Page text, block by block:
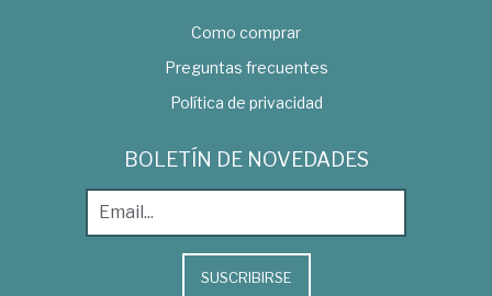
Como comprar
Preguntas frecuentes
Política de privacidad
BOLETÍN DE NOVEDADES
SUSCRIBIRSE